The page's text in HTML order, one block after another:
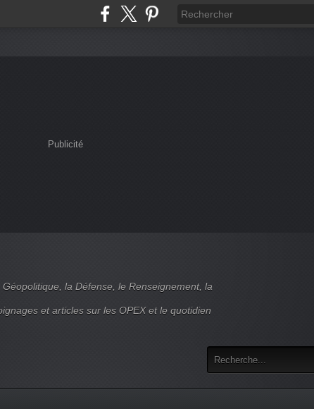
Publicité
la Défense, le Renseignement, la
et articles sur les OPEX et le quotidien